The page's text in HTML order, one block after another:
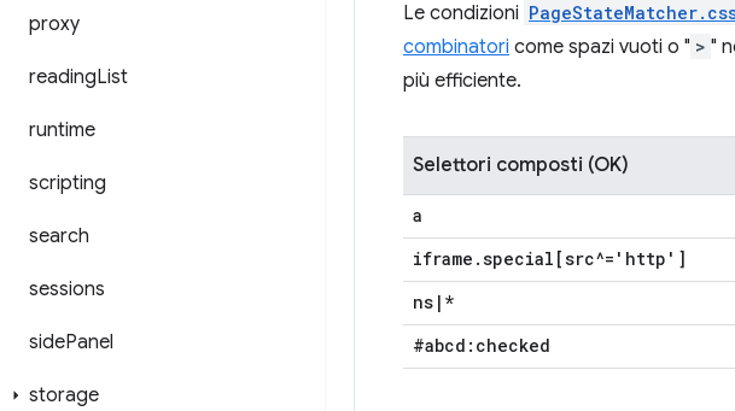
proxy
readingList
runtime
scripting
search
sessions
sidePanel
storage
Le condizioni
combinatori come spazi vuoti o " > "
più efficiente.
Selettori composti (OK)
a
iframe .special[src^='http']
ns | *
#abcd:checked